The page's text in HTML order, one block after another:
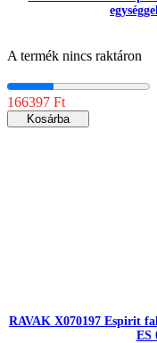
A termék nincs raktáron
166397 Ft
Kosárba
RAVAK X070197 Espirit
ES